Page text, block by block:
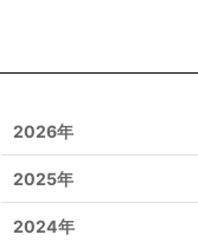
2026年
2025年
2024年